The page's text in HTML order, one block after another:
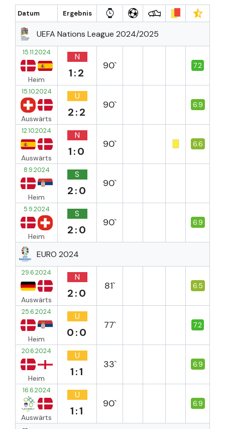
Datum Ergebnis
UEFA Nations League 2024/2025
15.11.2024
Heim
N
1:2
90` 7.2
15.10.2024
Auswärts
U
2:2
90` 6.9
12.10.2024
Auswärts
N
1:0
90` 6.6
8.9.2024
Heim
S
2:0
90`
5.9.2024
Heim
S
2:0
90` 6.9
EURO 2024
29.6.2024
Auswärts
N
2:0
81` 6.5
25.6.2024
Heim
U
0:0
77` 7.2
20.6.2024
Heim
U
1:1
33` 6.9
16.6.2024
Auswärts
U
1:1
90` 6.9